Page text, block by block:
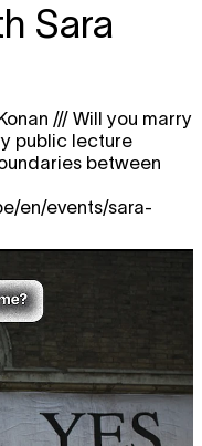
Sara
/// Will you marry
public lecture
between
en/events/sara-